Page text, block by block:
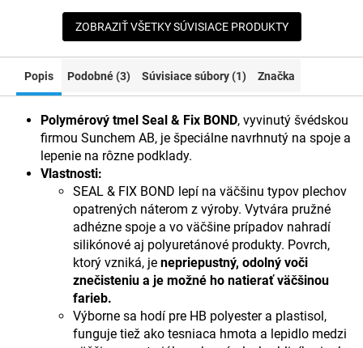
ZOBRAZIŤ VŠETKY SÚVISIACE PRODUKTY
Popis Podobné (3) Súvisiace súbory (1) Značka
Polymérový tmel Seal & Fix BOND, vyvinutý švédskou
firmou Sunchem AB, je špeciálne navrhnutý na spoje a
lepenie na rôzne podklady.
Vlastnosti:
SEAL & FIX BOND lepí na väčšinu typov plechov
opatrených náterom z výroby. Vytvára pružné
adhézne spoje a vo väčšine prípadov nahradí
silikónové aj polyuretánové produkty. Povrch,
ktorý vzniká, je nepriepustný, odolný voči
znečisteniu a je možné ho natierať väčšinou
farieb.
Výborne sa hodí pre HB polyester a plastisol,
funguje tiež ako tesniaca hmota a lepidlo medzi